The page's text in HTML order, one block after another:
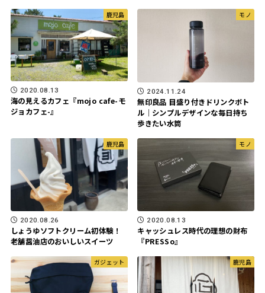
鹿児島
2020.08.13
海の見えるカフェ『mojo cafe-モ
ジョカフェ-』
モノ
2024.11.24
無印良品 目盛り付きドリンクボト
ル｜シンプルデザインな毎日持ち
歩きたい水筒
鹿児島
2020.08.26
しょうゆソフトクリーム初体験！
老舗醤油店のおいしいスイーツ
モノ
2020.08.13
キャッシュレス時代の理想の財布
『PRESSo』
ガジェット 鹿児島